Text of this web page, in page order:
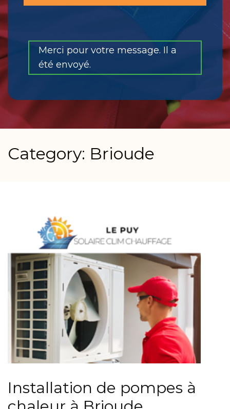
Merci pour votre message. Il a
été envoyé.
Category: Brioude
Installation de pompes à